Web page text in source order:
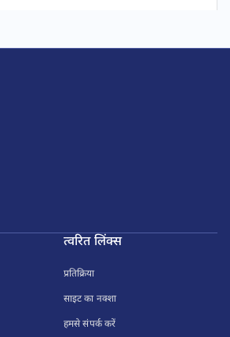
त्वरित लिंक्स
प्रतिक्रिया
साइट का नक्शा
हमसे संपर्क करें